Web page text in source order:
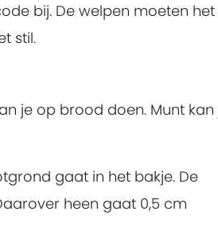
bij. De welpen moeten het
stil.
je op brood doen. Munt kan
gaat in het bakje. De
heen gaat 0,5 cm